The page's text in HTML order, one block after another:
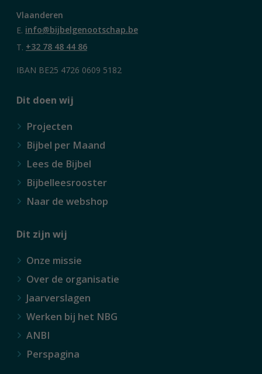
Vlaanderen
E. info@bijbelgenootschap.be
T. +32 78 48 44 86
IBAN BE25 4726 0609 5182
Dit doen wij
Projecten
Bijbel per Maand
Lees de Bijbel
Bijbelleesrooster
Naar de webshop
Dit zijn wij
Onze missie
Over de organisatie
Jaarverslagen
Werken bij het NBG
ANBI
Perspagina